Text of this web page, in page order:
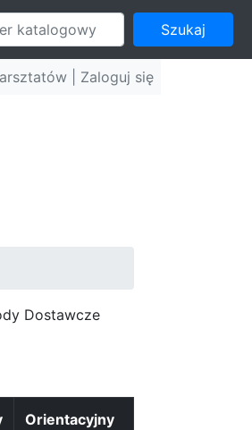
Szukaj
| Zaloguj się
Dostawcze
Orientacyjny